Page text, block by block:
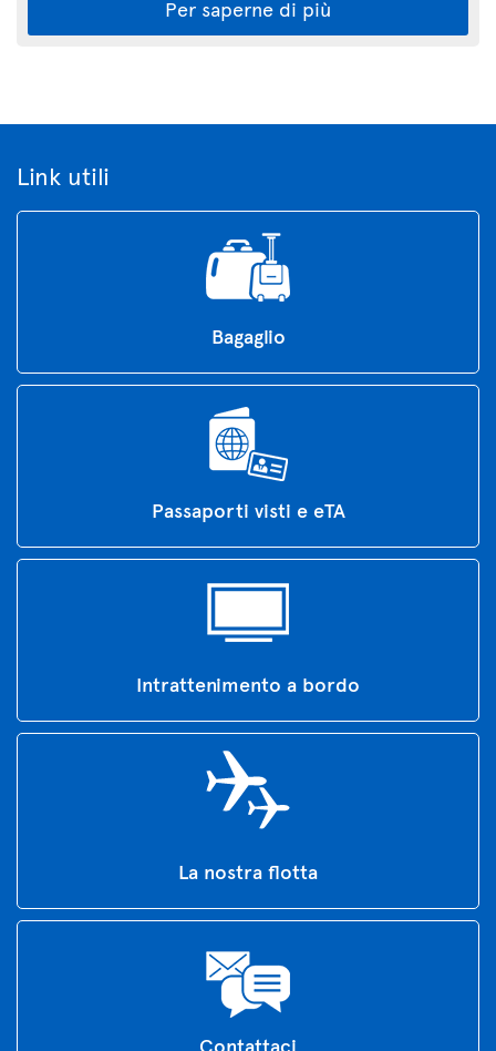
Per saperne di più
Link utili
Bagaglio
Passaporti visti e eTA
Intrattenimento a bordo
La nostra flotta
Contattaci